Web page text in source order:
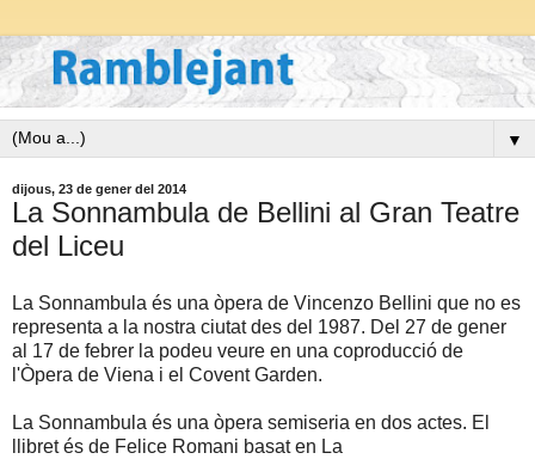
▼
dijous, 23 de gener del 2014
La Sonnambula de Bellini al Gran Teatre
del Liceu
La Sonnambula és una òpera de Vincenzo Bellini que no es
representa a la nostra ciutat des del 1987. Del 27 de gener
al 17 de febrer la podeu veure en una coproducció de
l'Òpera de Viena i el Covent Garden.
La Sonnambula és una òpera semiseria en dos actes. El
llibret és de Felice Romani basat en La